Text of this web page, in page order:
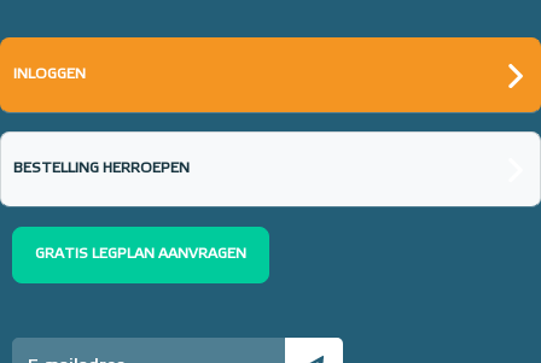
INLOGGEN
BESTELLING HERROEPEN
GRATIS LEGPLAN AANVRAGEN